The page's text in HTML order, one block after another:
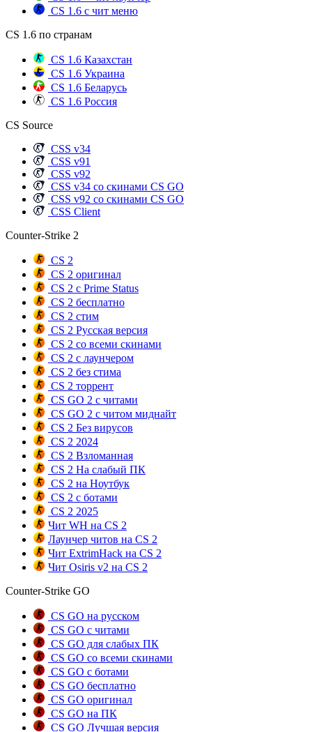
CS 1.6 с чит меню
CS 1.6 по странам
CS 1.6 Казахстан
CS 1.6 Украина
CS 1.6 Беларусь
CS 1.6 Россия
CS Source
CSS v34
CSS v91
CSS v92
CSS v34 со скинами CS GO
CSS v92 со скинами CS GO
CSS Client
Counter-Strike 2
CS 2
CS 2 оригинал
CS 2 с Prime Status
CS 2 бесплатно
CS 2 стим
CS 2 Русская версия
CS 2 со всеми скинами
CS 2 с лаунчером
CS 2 без стима
CS 2 торрент
CS GO 2 с читами
CS GO 2 с читом миднайт
CS 2 Без вирусов
CS 2 2024
CS 2 Взломанная
CS 2 На слабый ПК
CS 2 на Ноутбук
CS 2 с ботами
CS 2 2025
Чит WH на CS 2
Лаунчер читов на CS 2
Чит ExtrimHack на CS 2
Чит Osiris v2 на CS 2
Counter-Strike GO
CS GO на русском
CS GO с читами
CS GO для слабых ПК
CS GO со всеми скинами
CS GO с ботами
CS GO бесплатно
CS GO оригинал
CS GO на ПК
CS GO Лучшая версия